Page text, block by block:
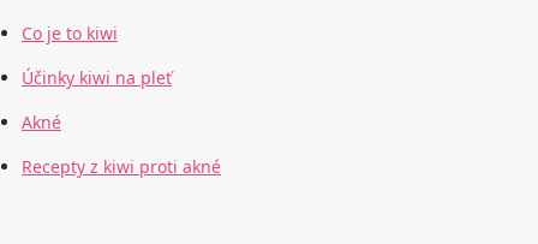
Co je to kiwi
Účinky kiwi na pleť
Akné
Recepty z kiwi proti akné